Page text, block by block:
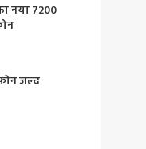
नया 7200
जल्द